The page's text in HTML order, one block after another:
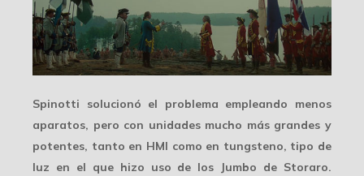
Spinotti solucionó el problema empleando menos
aparatos, pero con unidades mucho más grandes y
potentes, tanto en HMI como en tungsteno, tipo de
luz en el que hizo uso de los Jumbo de Storaro.